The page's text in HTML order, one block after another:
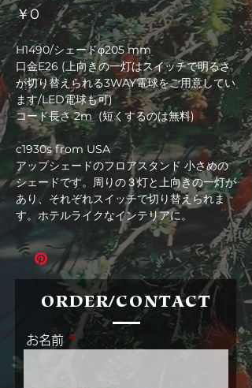
￥0
格
H1490/シェードφ205 mm
口金E26 (上向きの一灯はスイッチで明るさ
が切り替えられる3WAY電球をご用意してい
ます/LED電球も可)
コード長さ 2m (短くするのは無料)
c1930s from USA
アップシェードのフロアスタンド 小さめの
シェードです。周りの３灯と上向きの一灯が
あり、それぞれスイッチで切り替えられま
す。ホテルライクなインテリアに。
ORDER/CONTACT
お名前